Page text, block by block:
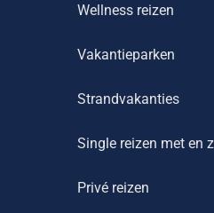
Wellness reizen
Vakantieparken
Strandvakanties
Single reizen met en
Privé reizen